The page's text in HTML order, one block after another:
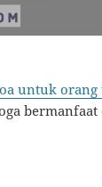
untuk orang